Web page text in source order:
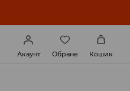
Акаунт Обране Кошик